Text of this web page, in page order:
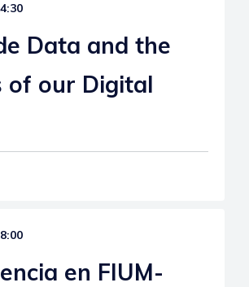
Data and the
of our Digital
en FIUM-